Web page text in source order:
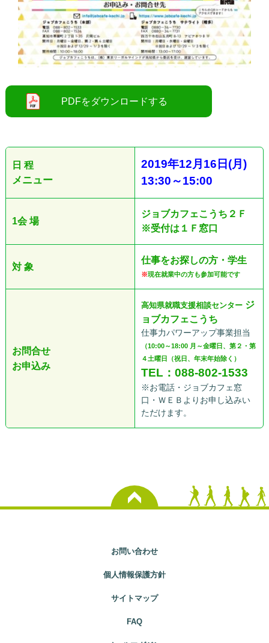
日 程
メニュー
2019年12月16 日 (月 )
13:30 ～15:00
1会 場
ジョブカフェこうち２Ｆ
※受付は１Ｆ窓口
対 象
仕事をお探しの方・学生
※現在就業中の方も参加可能です
お問合せ
お申込み
高知県就職支援相談センター ジ
ョブカフェこうち
仕事力パワーアップ事業担当
（10:00～18:00 月～金曜日、第２・第
４土曜日（祝日、年末年始除く）
TEL：088-802-1533
※お電話・ジョブカフェ窓
口・ＷＥＢよりお申し込みい
ただけます。
お問い合わせ
個人情報保護方針
サイトマップ
FAQ